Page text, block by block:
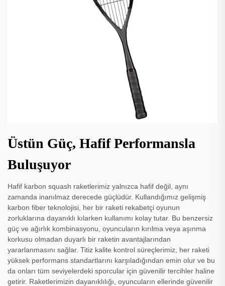
Üstün Güç, Hafif Performansla
Buluşuyor
Hafif karbon squash raketlerimiz yalnızca hafif değil, aynı
zamanda inanılmaz derecede güçlüdür. Kullandığımız gelişmiş
karbon fiber teknolojisi, her bir raketi rekabetçi oyunun
zorluklarına dayanıklı kılarken kullanımı kolay tutar. Bu benzersiz
güç ve ağırlık kombinasyonu, oyuncuların kırılma veya aşınma
korkusu olmadan duyarlı bir raketin avantajlarından
yararlanmasını sağlar. Titiz kalite kontrol süreçlerimiz, her raketi
yüksek performans standartlarını karşıladığından emin olur ve bu
da onları tüm seviyelerdeki sporcular için güvenilir tercihler haline
getirir. Raketlerimizin dayanıklılığı, oyuncuların ellerinde güvenilir